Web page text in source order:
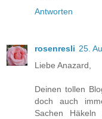
Antworten
rosenresli 25.
Liebe Anazard,
Deinen tollen
doch auch
Sachen